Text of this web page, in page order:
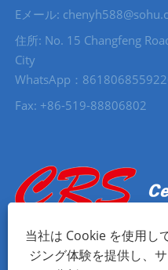
Eメール:
住所: No. 15 Changfeng
City
WhatsApp：
Fax: +86-519-88806802
当社は Cookie を使用し
ジング体験を提供し、